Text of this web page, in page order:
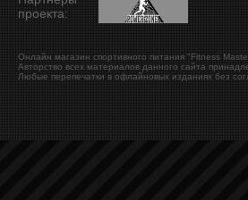
проекта:
Онлайн магазин спортивного питания "Fitness
Авторство всех материалов данного сайта
Любые перепечатки в офлайновых изданиях без